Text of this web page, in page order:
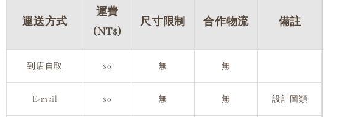
運送方式
運費
(NT$)
尺寸限制 合作物流 備註
到店自取 $0 無 無
E-mail $0 無 無 設計圖類